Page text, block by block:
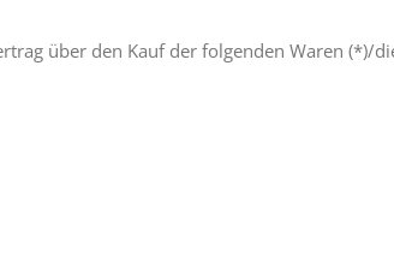
über den Kauf der folgenden Waren (*)/